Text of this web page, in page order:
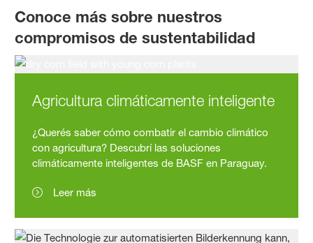
Conoce más sobre nuestros
compromisos de sustentabilidad
Agricultura climáticamente inteligente
¿Querés saber cómo combatir el cambio climático
con agricultura? Descubrí las soluciones
climáticamente inteligentes de BASF en Paraguay.
Leer más